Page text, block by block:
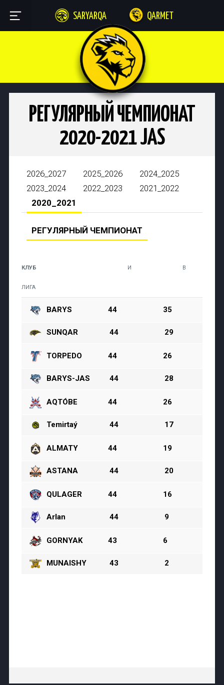
SARYARQA QARMET
РЕГУЛЯРНЫЙ ЧЕМПИОНАТ
2020-2021 JAS
2026_2027 2025_2026
2024_2025
2023_2024
2022_2023
2021_2022
2020_2021
РЕГУЛЯРНЫЙ ЧЕМПИОНАТ
КЛУБ И В
ЛИГА
BARYS 44 35
SUNQAR 44 29
TORPEDO 44 26
BARYS-JAS 44 28
AQTÓBE 44 26
Temirtaý 44 17
ALMATY 44 19
ASTANA 44 20
QULAGER 44 16
Arlan 44 9
GORNYAK 43 6
MUNAISHY 43 2